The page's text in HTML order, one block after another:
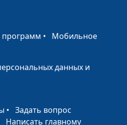
Анжелика и Анастасия
Анжелика и Анастасия
Анжелика Вишня
программ • Мобильное
данных и
• Задать вопрос
Написать главному